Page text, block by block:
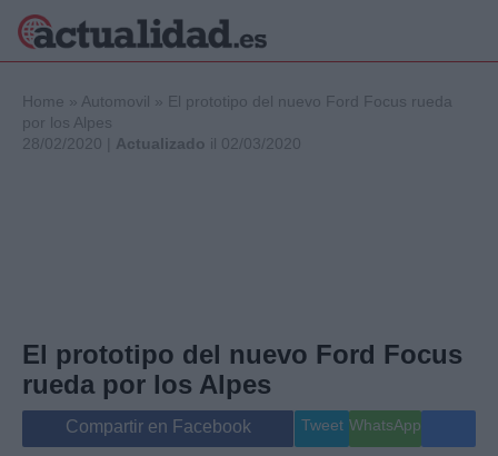
Internacional
Viajes
Musica
Home » Automovil » El prototipo del nuevo Ford Focus rueda
por los Alpes
28/02/2020 | Actualizado il 02/03/2020
El prototipo del nuevo Ford Focus
rueda por los Alpes
Compartir en Facebook Tweet WhatsApp